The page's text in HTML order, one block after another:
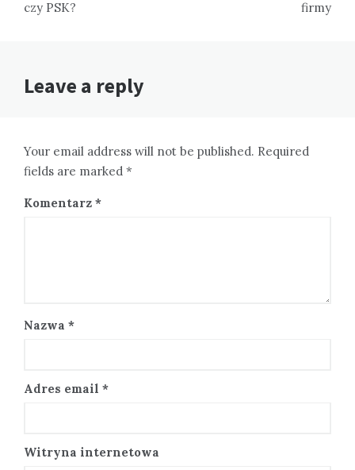
czy PSK?
firmy
Leave a reply
Your email address will not be published. Required
fields are marked *
Komentarz *
Nazwa *
Adres email *
Witryna internetowa